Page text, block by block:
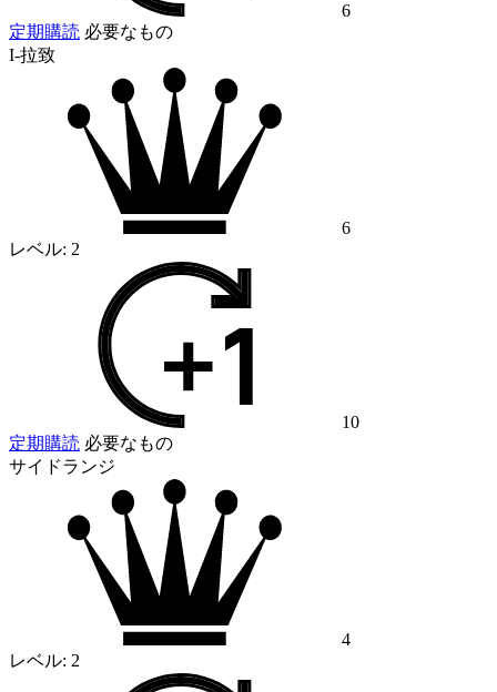
6
定期購読 必要なもの
I-拉致
6
レベル: 2
10
定期購読 必要なもの
サイドランジ
4
レベル: 2